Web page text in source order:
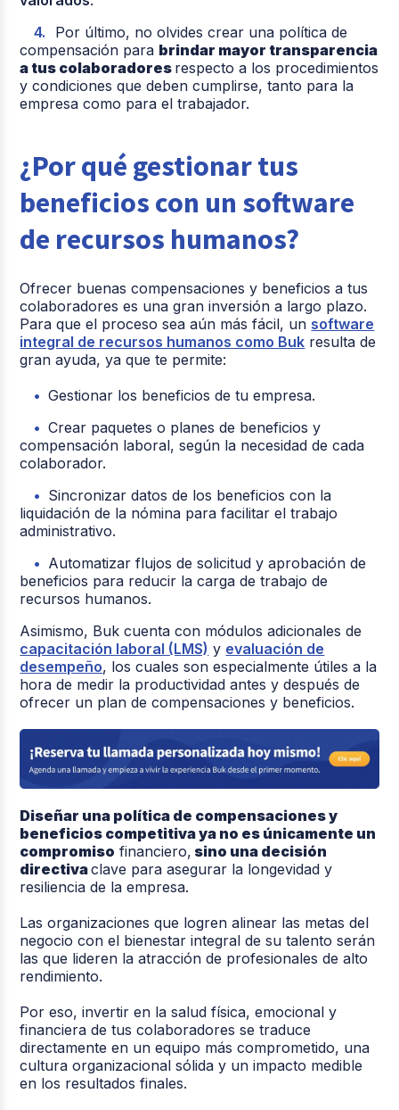
Por último, no olvides crear una política de
compensación para brindar mayor transparencia
a tus colaboradores respecto a los procedimientos
y condiciones que deben cumplirse, tanto para la
empresa como para el trabajador.
¿Por qué gestionar tus
beneficios con un software
de recursos humanos?
Ofrecer buenas compensaciones y beneficios a tus
colaboradores es una gran inversión a largo plazo.
Para que el proceso sea aún más fácil, un software
integral de recursos humanos como Buk resulta de
gran ayuda, ya que te permite:
Gestionar los beneficios de tu empresa.
Crear paquetes o planes de beneficios y
compensación laboral, según la necesidad de cada
colaborador.
Sincronizar datos de los beneficios con la
liquidación de la nómina para facilitar el trabajo
administrativo.
Automatizar flujos de solicitud y aprobación de
beneficios para reducir la carga de trabajo de
recursos humanos.
Asimismo, Buk cuenta con módulos adicionales de
capacitación laboral (LMS) y evaluación de
desempeño, los cuales son especialmente útiles a la
hora de medir la productividad antes y después de
ofrecer un plan de compensaciones y beneficios.
Diseñar una política de compensaciones y
beneficios competitiva ya no es únicamente un
compromiso financiero, sino una decisión
directivaclave para asegurar la longevidad y
resiliencia de la empresa.
Las organizaciones que logren alinear las metas del
negocio con el bienestar integral de su talento serán
las que lideren la atracción de profesionales de alto
rendimiento.
Por eso, invertir en la salud física, emocional y
financiera de tus colaboradores se traduce
directamente en un equipo más comprometido, una
cultura organizacional sólida y un impacto medible
en los resultados finales.